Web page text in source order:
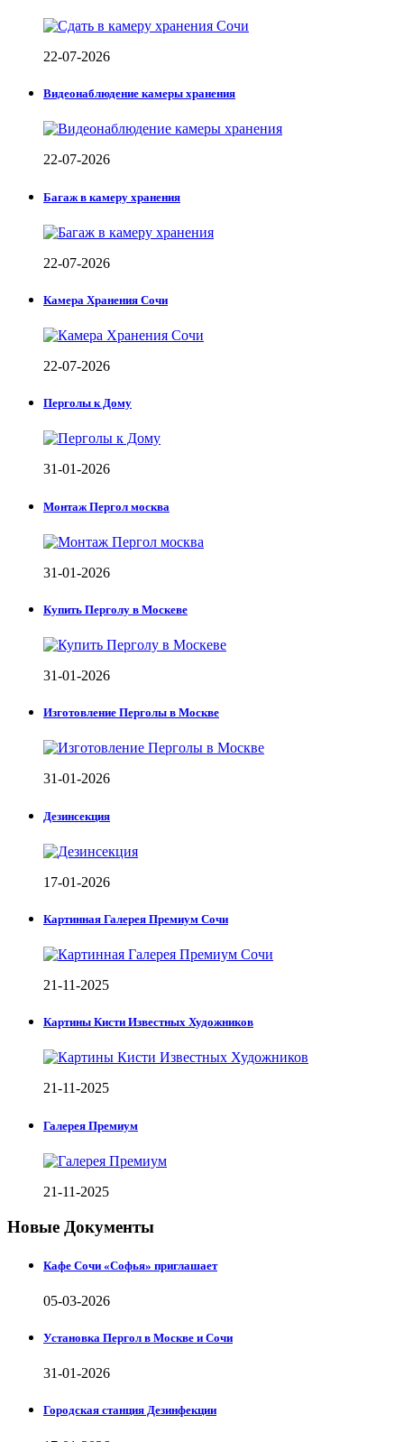
22-07-2026
Видеонаблюдение камеры хранения
22-07-2026
Багаж в камеру хранения
22-07-2026
Камера Хранения Сочи
22-07-2026
Перголы к Дому
31-01-2026
Монтаж Пергол москва
31-01-2026
Купить Перголу в Москеве
31-01-2026
Изготовление Перголы в Москве
31-01-2026
Дезинсекция
17-01-2026
Картинная Галерея Премиум Сочи
21-11-2025
Картины Кисти Известных Художников
21-11-2025
Галерея Премиум
21-11-2025
Новые Документы
Кафе Сочи «Софья» приглашает
05-03-2026
Установка Пергол в Москве и Сочи
31-01-2026
Городская станция Дезинфекции